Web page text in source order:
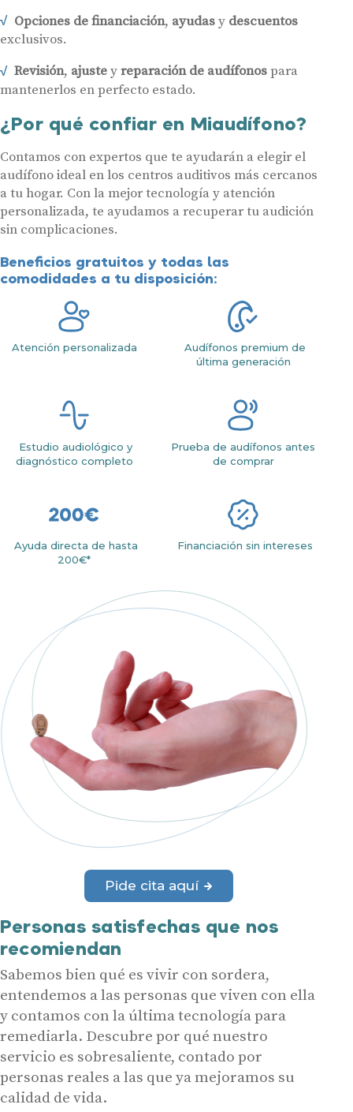
Opciones de financiación, ayudasy descuentos
exclusivos.
Revisión, ajusteyreparación de audífonospara
mantenerlos en perfecto estado.
¿Por qué confiar en Miaudífono?
Contamos con expertos que te ayudarán a elegir el
audífono ideal en los centros auditivos más cercanos
a tu hogar. Con la mejor tecnología y atención
personalizada, te ayudamos a recuperar tu audición
sin complicaciones.
Beneficios gratuitos y todas las
comodidades a tu disposición:
Atención personalizada
Audífonos premium de
última generación
Estudio audiológico y
diagnóstico completo
Prueba de audífonos antes
de comprar
Ayuda directa de hasta
200€*
Financiación sin intereses
Pide cita aquí
Personas satisfechas que nos
recomiendan
Sabemos bien qué es vivir con sordera,
entendemos a las personas que viven con ella
y contamos con la última tecnología para
remediarla. Descubre por qué nuestro
servicio es sobresaliente, contado por
personas reales a las que ya mejoramos su
calidad de vida.